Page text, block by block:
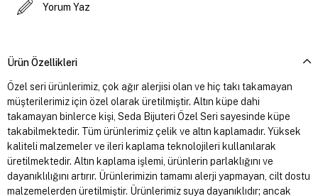
Yorum Yaz
Ürün Özellikleri
Özel seri ürünlerimiz, çok ağır alerjisi olan ve hiç takı takamayan
müşterilerimiz için özel olarak üretilmiştir. Altın küpe dahi
takamayan binlerce kişi, Seda Bijuteri Özel Seri sayesinde küpe
takabilmektedir. Tüm ürünlerimiz çelik ve altın kaplamadır. Yüksek
kaliteli malzemeler ve ileri kaplama teknolojileri kullanılarak
üretilmektedir. Altın kaplama işlemi, ürünlerin parlaklığını ve
dayanıklılığını artırır. Ürünlerimizin tamamı alerji yapmayan, cilt dostu
malzemelerden üretilmiştir. Ürünlerimiz suya dayanıklıdır; ancak